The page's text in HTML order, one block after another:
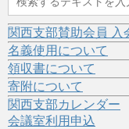
関西支部賛助会員 入
名義使用について
領収書について
寄附について
関西支部カレンダー
会議室利用申込